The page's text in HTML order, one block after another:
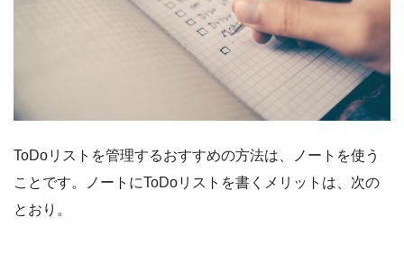
ToDoリストを管理するおすすめの方法は、ノートを使う
ことです。ノートにToDoリストを書くメリットは、次の
とおり。